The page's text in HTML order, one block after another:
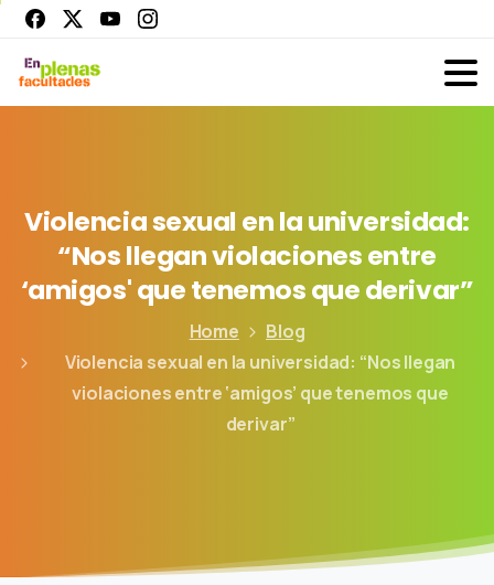
Violenciasexual enlauniversidad:
“Noslleganviolacionesentre
‘amigos'quetenemosquederivar”
Home
Blog
Violencia sexual en la universidad: “Nos llegan
violaciones entre ‘amigos’ que tenemos que
derivar”